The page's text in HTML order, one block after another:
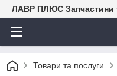
ЛАВР ПЛЮС Запчастини
Товари та послуги